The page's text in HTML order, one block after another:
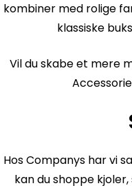
kombiner med rolige
klassiske
Vil du skabe et mere
Hos Companys har vi
kan du shoppe